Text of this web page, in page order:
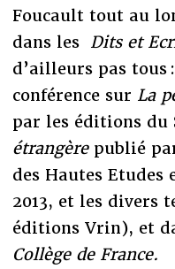
Foucault tout au
dans les
Dits et
d’ailleurs pas
conférence sur La
par les éditions du
étrangèrepublié
des Hautes Etudes
2013, et les divers
éditions Vrin), et
Collège de France.